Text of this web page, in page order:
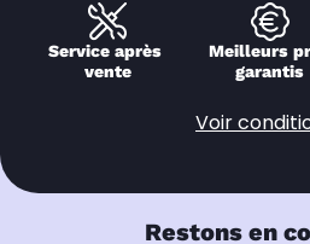
Service après
vente
Meilleurs
garantis
Voir
Restons en